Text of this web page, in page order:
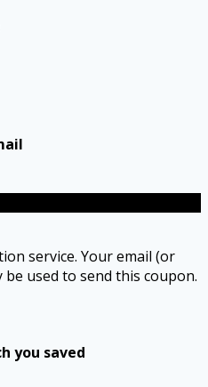
service. Your email (or
used to send this coupon.
you saved